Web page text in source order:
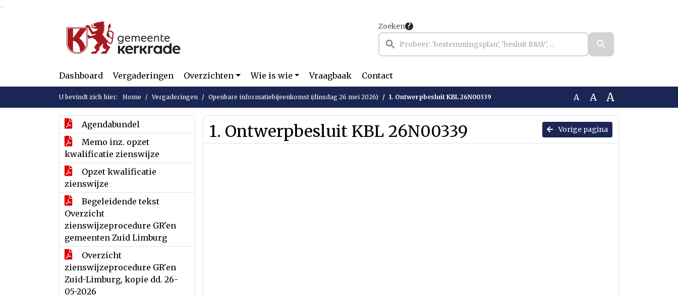
Zoeken
Dashboard Vergaderingen Overzichten Wie is wie Vraagbaak Contact
U bevindt zich hier: Home Vergaderingen Openbare informatiebijeenkomst (dinsdag 26 mei 2026) 1. Ontwerpbesluit KBL 26N00339 A A A
Agendabundel
Memo inz. opzet
kwalificatie zienswijze
Opzet kwalificatie
zienswijze
Begeleidende tekst
Overzicht
zienswijzeprocedure GR'en
gemeenten Zuid Limburg
Overzicht
zienswijzeprocedure GR'en
Zuid-Limburg, kopie dd. 26-
05-2026
Vorige pagina
1. Ontwerpbesluit KBL 26N00339